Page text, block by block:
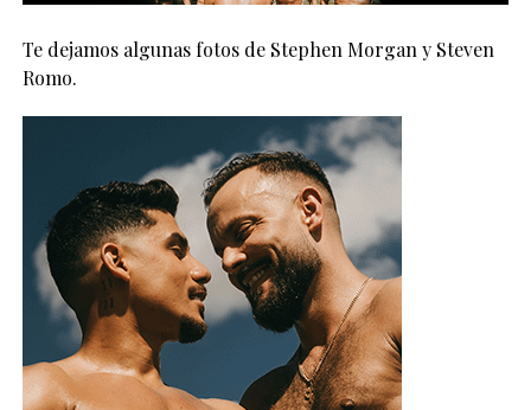
Te dejamos algunas fotos de Stephen Morgan y Steven
Romo.